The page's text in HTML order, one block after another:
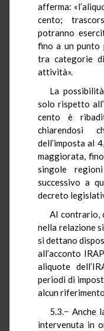
afferma:
cento;
potranno
fino a un punto
tra categorie
attività».
La
solo rispetto
cento è
chiarendosi
dell’imposta al
maggiorata,
singole
successivo a
decreto
Al contrario,
nella relazione
si dettano
all’acconto
aliquote
periodi di
alcun
5.3.− Anche
intervenuta in